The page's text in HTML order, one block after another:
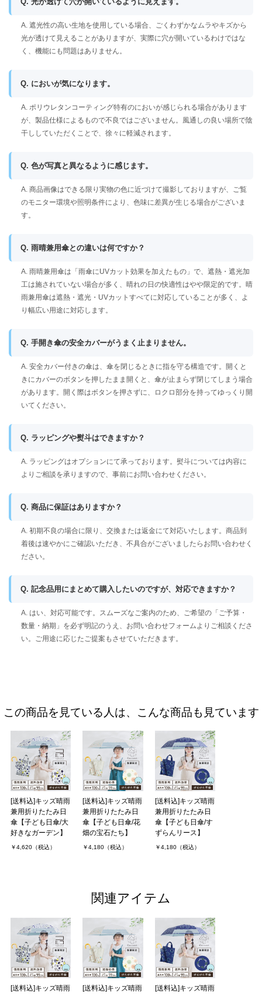
A. 遮光性の高い生地を使用している場合、ごくわずかなムラやキズから
光が透けて見えることがありますが、実際に穴が開いているわけではな
く、機能にも問題はありません。
Q. においが気になります。
A. ポリウレタンコーティング特有のにおいが感じられる場合があります
が、製品仕様によるもので不良ではございません。風通しの良い場所で陰
干ししていただくことで、徐々に軽減されます。
Q. 色が写真と異なるように感じます。
A. 商品画像はできる限り実物の色に近づけて撮影しておりますが、ご覧
のモニター環境や照明条件により、色味に差異が生じる場合がございま
す。
Q. 雨晴兼用傘との違いは何ですか？
A. 雨晴兼用傘は「雨傘にUVカット効果を加えたもの」で、遮熱・遮光加
工は施されていない場合が多く、晴れの日の快適性はやや限定的です。晴
雨兼用傘は遮熱・遮光・UVカットすべてに対応していることが多く、よ
り幅広い用途に対応します。
Q. 手開き傘の安全カバーがうまく止まりません。
A. 安全カバー付きの傘は、傘を閉じるときに指を守る構造です。開くと
きにカバーのボタンを押したまま開くと、傘が止まらず閉じてしまう場合
があります。開く際はボタンを押さずに、ロクロ部分を持ってゆっくり開
いてください。
Q. ラッピングや熨斗はできますか？
A. ラッピングはオプションにて承っております。熨斗については内容に
よりご相談を承りますので、事前にお問い合わせください。
Q. 商品に保証はありますか？
A. 初期不良の場合に限り、交換または返金にて対応いたします。商品到
着後は速やかにご確認いただき、不具合がございましたらお問い合わせく
ださい。
Q. 記念品用にまとめて購入したいのですが、対応できますか？
A. はい、対応可能です。スムーズなご案内のため、ご希望の「ご予算・
数量・納期」を必ず明記のうえ、お問い合わせフォームよりご相談くださ
い。ご用途に応じたご提案もさせていただきます。
この商品を見ている人は、こんな商品も見ています
[送料込]キッズ晴雨
兼用折りたたみ日
傘【子ども日傘/大
好きなガーデン】
￥4,620（税込）
[送料込]キッズ晴雨
兼用折りたたみ日
傘【子ども日傘/花
畑の宝石たち】
￥4,180（税込）
[送料込]キッズ晴雨
兼用折りたたみ日
傘【子ども日傘/す
ずらんリース】
￥4,180（税込）
関連アイテム
[送料込]キッズ晴雨
[送料込]キッズ晴雨
[送料込]キッズ晴雨